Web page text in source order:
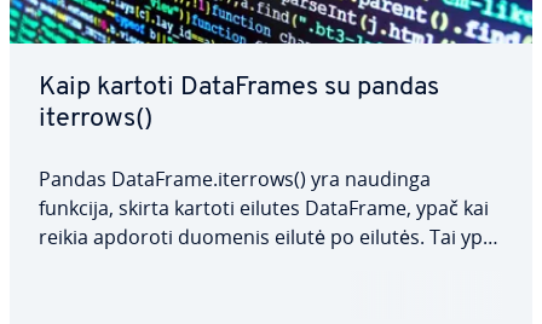
Kaip kartoti Da­taF­ra­mes su pandas
iterrows()
Pandas DataFrame.iterrows() yra naudinga
funkcija, skirta kartoti eilutes DataFrame, ypač kai
reikia apdoroti duomenis eilutė po eilutės. Tai ypač